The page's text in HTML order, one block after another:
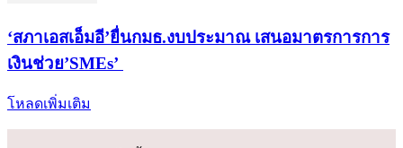
‘สภาเอสเอ็มอี’ยื่นกมธ.งบประมาณ เสนอมาตรการการ
เงินช่วย’SMEs’
โหลดเพิ่มเติม